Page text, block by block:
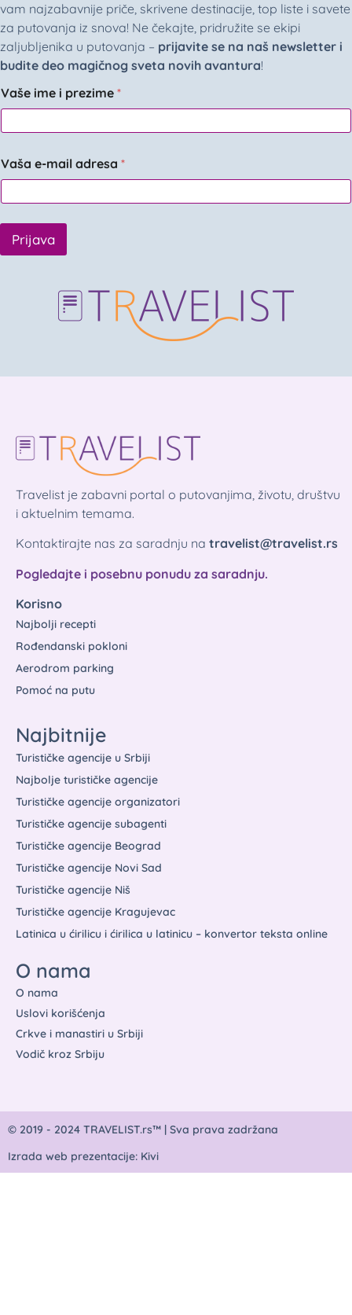
vam najzabavnije priče, skrivene destinacije, top liste i savete
za putovanja iz snova! Ne čekajte, pridružite se ekipi
zaljubljenika u putovanja – prijavite se na naš newsletter i
budite deo magičnog sveta novih avantura!
Vaše ime i prezime *
Vaša e-mail adresa *
Prijava
Travelist je zabavni portal o putovanjima, životu, društvu
i aktuelnim temama.
Kontaktirajte nas za saradnju na travelist@travelist.rs
Pogledajte i posebnu ponudu za saradnju.
Korisno
Najbolji recepti
Rođendanski pokloni
Aerodrom parking
Pomoć na putu
Najbitnije
Turističke agencije u Srbiji
Najbolje turističke agencije
Turističke agencije organizatori
Turističke agencije subagenti
Turističke agencije Beograd
Turističke agencije Novi Sad
Turističke agencije Niš
Turističke agencije Kragujevac
Latinica u ćirilicu i ćirilica u latinicu – konvertor teksta online
O nama
O nama
Uslovi korišćenja
Crkve i manastiri u Srbiji
Vodič kroz Srbiju
© 2019 - 2024 TRAVELIST.rs™ | Sva prava zadržana
Izrada web prezentacije: Kivi